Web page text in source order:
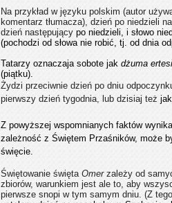
Na przykład w języku polskim (autor
komentarz tłumacza), dzień po niedzieli
dzień następujący po niedzieli, i słowo
(pochodzi od słowa nie robić, tj. od dnia
Tatarzy oznaczaja sobote jak dżuma ertesi
(piątku).
Żydzi przeciwnie dzień po dniu
pierwszy dzień tygodnia, lub dzisiaj też
Z powyższej wspomnianych faktów
zależność z Świętem Przaśników, może
święcie.
Świętowanie święta Omerzależy od
zbiorów, warunkiem jest ale to, aby
pierwsze snopi w tym samym dniu. (Z